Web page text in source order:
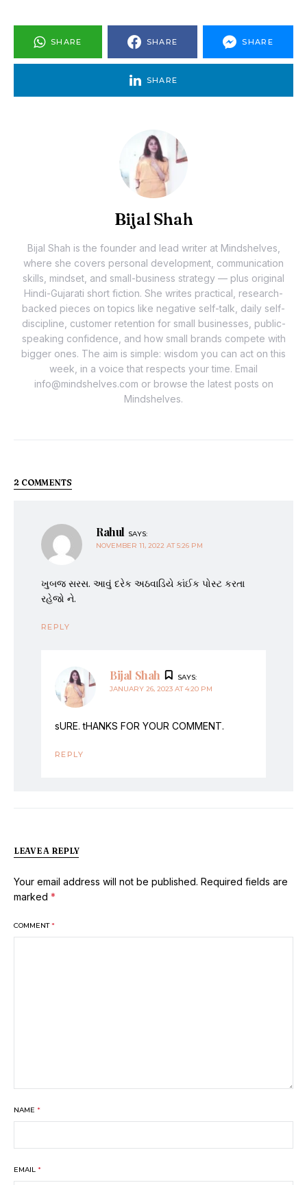
SHARE SHARE SHARE
SHARE
Bijal Shah
Bijal Shah is the founder and lead writer at Mindshelves,
where she covers personal development, communication
skills, mindset, and small-business strategy — plus original
Hindi-Gujarati short fiction. She writes practical, research-
backed pieces on topics like negative self-talk, daily self-
discipline, customer retention for small businesses, public-
speaking confidence, and how small brands compete with
bigger ones. The aim is simple: wisdom you can act on this
week, in a voice that respects your time. Email
info@mindshelves.com or browse the latest posts on
Mindshelves.
2 COMMENTS
Rahul SAYS:
NOVEMBER 11, 2022 AT 5:26 PM
ખુબજ સરસ. આવું દરેક અઠવાડિયે કાંઈક પોસ્ટ કરતા
રહેજો ને.
REPLY
Bijal Shah
SAYS:
JANUARY 26, 2023 AT 4:20 PM
sURE. tHANKS FOR YOUR COMMENT.
REPLY
LEAVE A REPLY
Your email address will not be published. Required fields are
marked *
COMMENT*
NAME *
EMAIL *